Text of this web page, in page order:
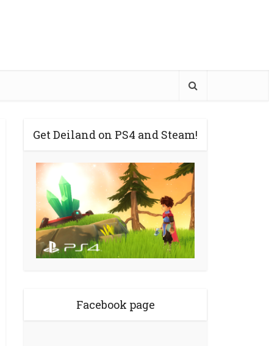
Get Deiland on PS4 and Steam!
Facebook page